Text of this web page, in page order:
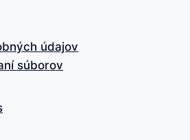
údajov
súborov